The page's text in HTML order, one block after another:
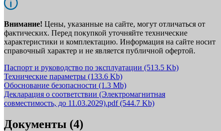
Внимание! Цены, указанные на сайте, могут отличаться от
фактических. Перед покупкой уточняйте технические
характеристики и комплектацию. Информация на сайте носит
справочный характер и не является публичной офертой.
Паспорт и руководство по эксплуатации (513.5 Kb)
Технические параметры (133.6 Kb)
Обоснование безопасности (1.3 Mb)
Декларация о соответствии (Электромагнитная
совместимость, до 11.03.2029).pdf(544.7 Kb)
Документы (4)